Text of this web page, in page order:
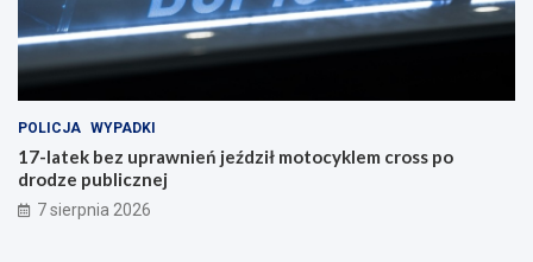
POLICJA WYPADKI
17-latek bez uprawnień jeździł motocyklem cross po
drodze publicznej
7 sierpnia 2026